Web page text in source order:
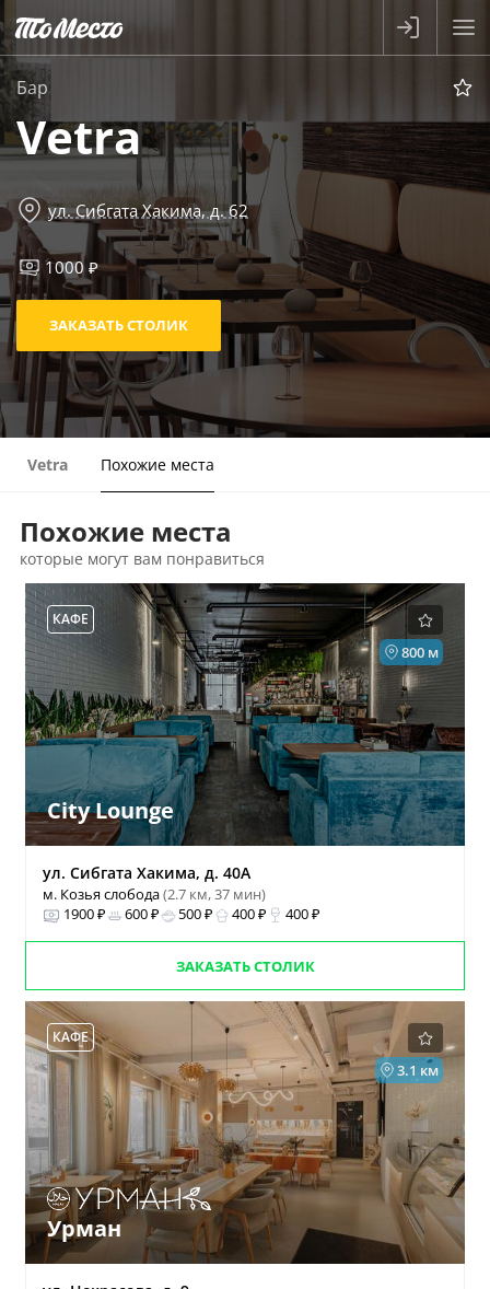
Бар
Vetra
ул. Сибгата Хакима, д. 62
1000 ₽
ЗАКАЗАТЬ СТОЛИК
Vetra Похожие места
Похожие места
которые могут вам понравиться
КАФЕ
800 м
City Lounge
ул. Сибгата Хакима, д. 40А
м. Козья слобода(2.7 км, 37 мин)
1900 ₽
600 ₽ 500 ₽ 400 ₽ 400 ₽
ЗАКАЗАТЬ СТОЛИК
КАФЕ
3.1 км
Урман